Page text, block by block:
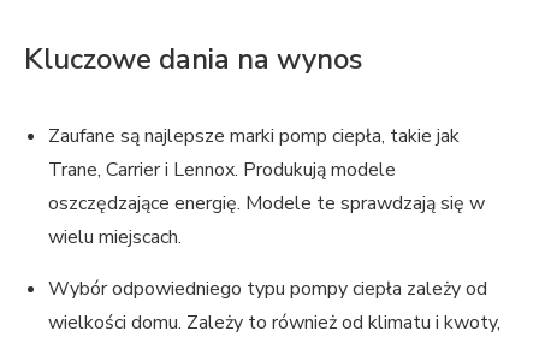
Kluczowe dania na wynos
Zaufane są najlepsze marki pomp ciepła, takie jak
Trane, Carrier i Lennox. Produkują modele
oszczędzające energię. Modele te sprawdzają się w
wielu miejscach.
Wybór odpowiedniego typu pompy ciepła zależy od
wielkości domu. Zależy to również od klimatu i kwoty,